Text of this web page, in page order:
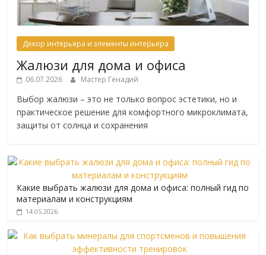
Декор интерьера и элементы интерьера
Жалюзи для дома и офиса
06.07.2026 Мастер Генадий
Выбор жалюзи – это не только вопрос эстетики, но и
практическое решение для комфортного микроклимата,
защиты от солнца и сохранения
Какие выбрать жалюзи для дома и офиса: полный гид по
материалам и конструкциям
14.05.2026